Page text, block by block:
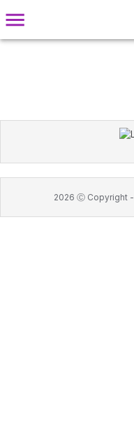
2026 Ⓒ Copyright -